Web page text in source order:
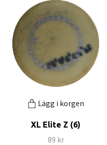
Lägg i korgen
XL Elite Z (6)
89 kr